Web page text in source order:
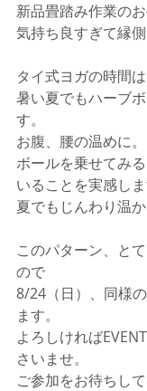
新品畳踏み作業の
気持ち良すぎて縁
タイ式ヨガの時間は
暑い夏でもハーブ
す。
お腹、腰の温めに。
ボールを乗せてみ
いることを実感しま
夏でもじんわり温
このパターン、と
ので
8/24（日）、同様
ます。
よろしければ
さいませ。
ご参加をお待ちして